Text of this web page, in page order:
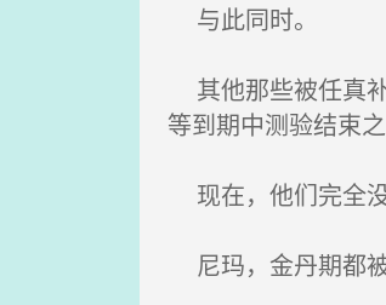
与此同时。
其他那些被任真
等到期中测验结束
现在，他们完全
尼玛，金丹期都